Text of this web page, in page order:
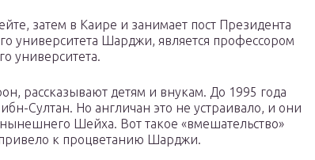
затем в Каире и занимает пост Президента
университета Шарджи, является профессором
университета.
рассказывают детям и внукам. До 1995 года
Султан. Но англичан это не устраивало, и они
Шейха. Вот такое «вмешательство»
к процветанию Шарджи.